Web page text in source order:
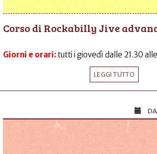
Corso di Rockabilly Jive
Giorni e orari:tutti i giovedì dalle 21.30
LEGGI TUTTO